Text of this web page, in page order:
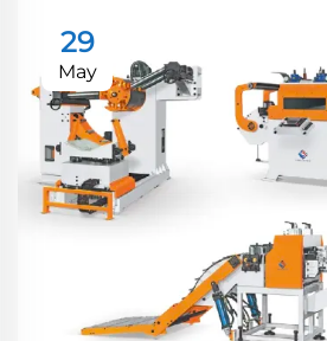
29
May